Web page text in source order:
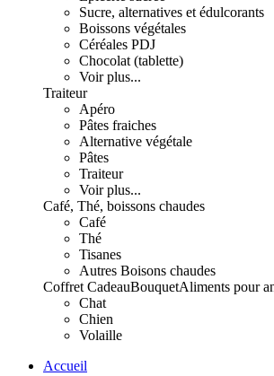
Sucre, alternatives et édulcorants
Boissons végétales
Céréales PDJ
Chocolat (tablette)
Voir plus...
Traiteur
Apéro
Pâtes fraiches
Alternative végétale
Pâtes
Traiteur
Voir plus...
Café, Thé, boissons chaudes
Café
Thé
Tisanes
Autres Boisons chaudes
Coffret CadeauBouquetAliments pour
Chat
Chien
Volaille
Accueil